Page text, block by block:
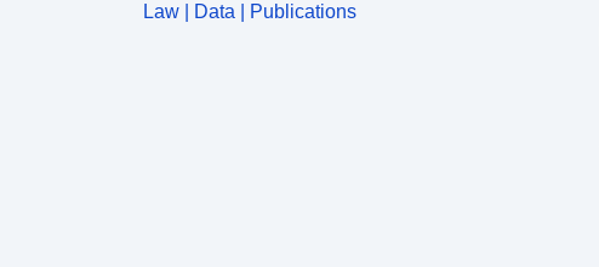
Law | Data | Publications